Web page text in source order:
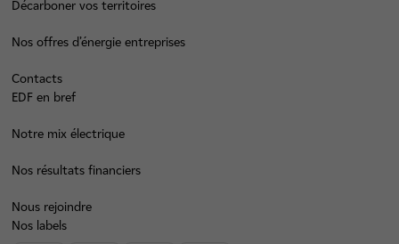
Décarboner vos territoires
Nos offres d’énergie entreprises
Contacts
EDF en bref
Notre mix électrique
Nos résultats financiers
Nous rejoindre
Nos labels